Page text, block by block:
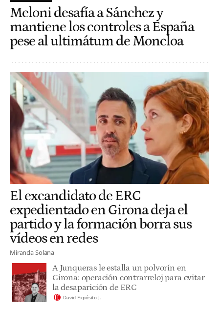
Meloni desafía a Sánchez y
mantiene los controles a España
pese al ultimátum de Moncloa
El excandidato de ERC
expedientado en Girona deja el
partido y la formación borra sus
vídeos en redes
Miranda Solana
A Junqueras le estalla un polvorín en
Girona: operación contrarreloj para evitar
la desaparición de ERC
David Expósito J.